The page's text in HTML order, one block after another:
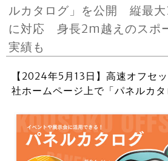
ルカタログ」を公開 縦最
に対応 身長2m越えのスポ
実績も
【2024年5月13日】高速オフセ
社ホームページ上で「パネルカタ